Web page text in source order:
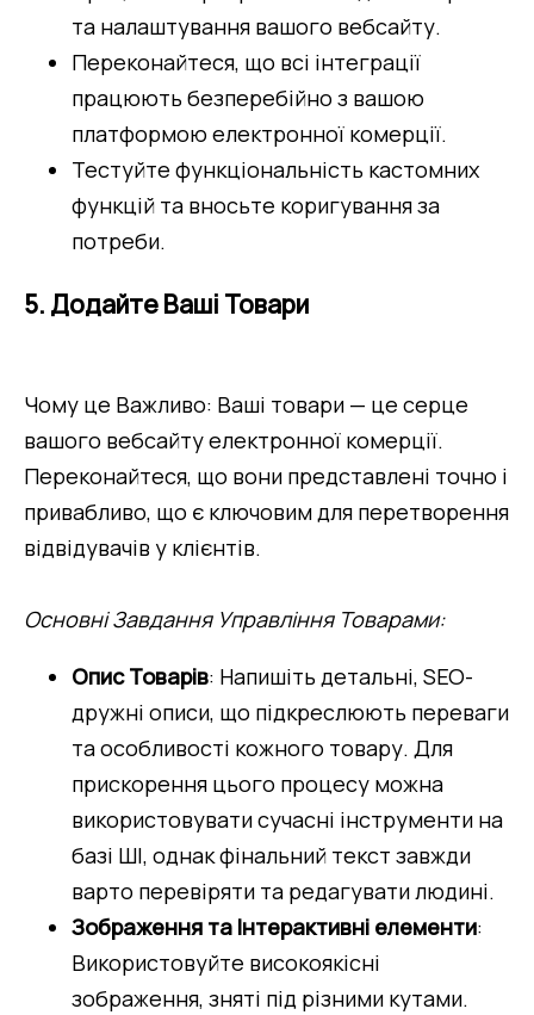
та налаштування вашого вебсайту.
Переконайтеся, що всі інтеграції
працюють безперебійно з вашою
платформою електронної комерції.
Тестуйте функціональність кастомних
функцій та вносьте коригування за
потреби.
5. Додайте Ваші Товари
Чому це Важливо: Ваші товари — це серце
вашого вебсайту електронної комерції.
Переконайтеся, що вони представлені точно і
привабливо, що є ключовим для перетворення
відвідувачів у клієнтів.
Основні Завдання Управління Товарами:
Опис Товарів: Напишіть детальні, SEO-
дружні описи, що підкреслюють переваги
та особливості кожного товару. Для
прискорення цього процесу можна
використовувати сучасні інструменти на
базі ШІ, однак фінальний текст завжди
варто перевіряти та редагувати людині.
Зображення та Інтерактивні елементи:
Використовуйте високоякісні
зображення, зняті під різними кутами.